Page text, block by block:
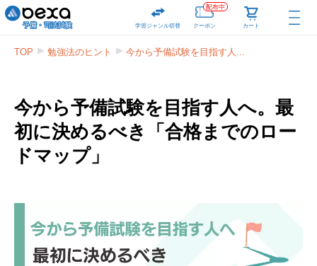
学習ジャンル切替 クーポン
配布中
カート
TOP 勉強法のヒント 今から予備試験を目指す人...
今から予備試験を目指す人へ。最
初に決めるべき「合格までのロー
ドマップ」